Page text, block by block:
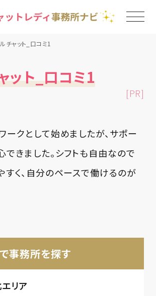
キング
チャット_口コミ1
ット_口コミ1
[PR]
ークとして始めましたが、サポー
できました。シフトも自由なので
すく、自分のペースで働けるのが
事務所を探す
リア